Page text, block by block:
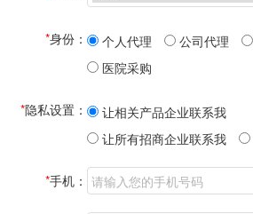
*身份： 个人代理 公司代理
医院采购
*隐私设置：
让相关产品企业联系我
让所有招商企业联系我
*手机：